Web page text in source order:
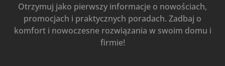
Otrzymuj jako pierwszy informacje o nowościach,
promocjach i praktycznych poradach. Zadbaj o
komfort i nowoczesne rozwiązania w swoim domu i
firmie!